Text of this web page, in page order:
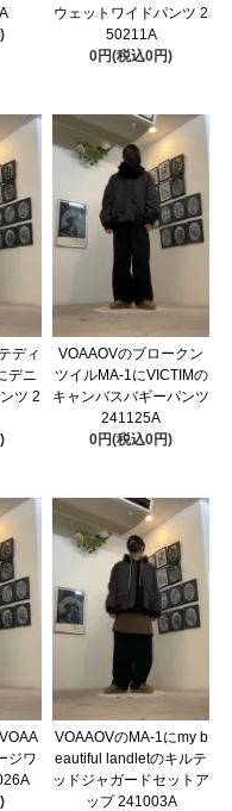
ウェットワイドパンツ 2
50211A
0円(税込0円)
ディ
デニ
ツ 2
VOAAOVのブロークン
ツイルMA-1にVICTIMの
キャンバスバギーパンツ
241125A
0円(税込0円)
ジワ
VOAAOVのMA-1にmy b
eautiful landletのキルテ
ッドジャガードセットア
ップ 241003A